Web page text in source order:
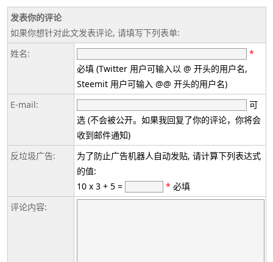
发表你的评论
如果你想针对此文发表评论, 请填写下列表单:
姓名:
*
必填 (Twitter 用户可输入以 @ 开头的用户名,
Steemit 用户可输入 @@ 开头的用户名)
E-mail:
可
选 (不会被公开。如果我回复了你的评论，你将会
收到邮件通知)
反垃圾广告:
为了防止广告机器人自动发贴, 请计算下列表达式
的值:
10 x 3 + 5 =
* 必填
评论内容: